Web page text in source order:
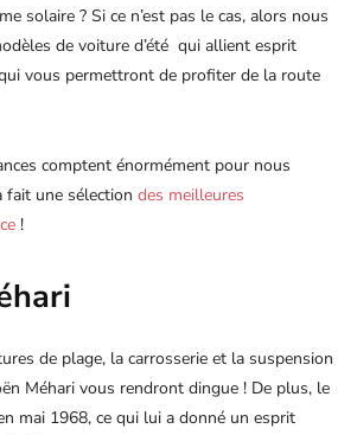
solaire ? Si ce n’est pas le cas, alors nous
de voiture d’été qui allient esprit
vous permettront de profiter de la route
comptent énormément pour nous
fait une sélection des meilleures
!
de plage, la carrosserie et la suspension
Méhari vous rendront dingue ! De plus, le
mai 1968, ce qui lui a donné un esprit